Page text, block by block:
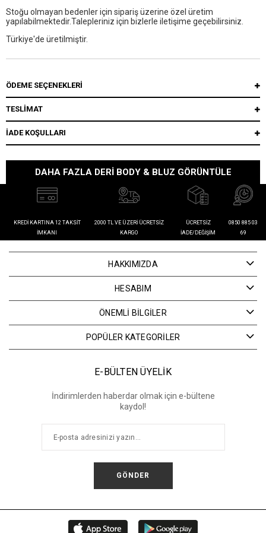
Stoğu olmayan bedenler için sipariş üzerine özel üretim
yapılabilmektedir.Talepleriniz için bizlerle iletişime geçebilirsiniz.
Türkiye'de üretilmiştir.
ÖDEME SEÇENEKLERI
TESLİMAT
İADE KOŞULLARI
DAHA FAZLA DERI BODY & BLUZ GÖRÜNTÜLE
KREDI KARTINA 12 TAKSIT
İMKANI
2000 TL VE ÜZERI ÜCRETSIZ
KARGO
ÜCRETSIZ
İADE/DEĞIŞIM
0850 885 03
69
HAKKIMIZDA
HESABIM
ÖNEMLİ BİLGİLER
POPÜLER KATEGORİLER
E-BÜLTEN ÜYELİK
İndirimlerden haberdar olmak için e-bültene
kaydol!
GÖNDER